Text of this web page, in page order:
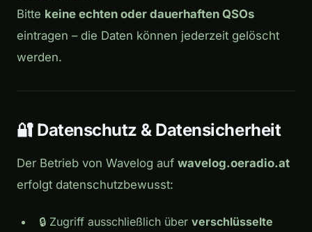
Bitte keine echten oder dauerhaften QSOs
eintragen – die Daten können jederzeit gelöscht
werden.
🔐 Datenschutz & Datensicherheit
Der Betrieb von Wavelog auf wavelog.oeradio.at
erfolgt datenschutzbewusst:
🔒 Zugriff ausschließlich über verschlüsselte